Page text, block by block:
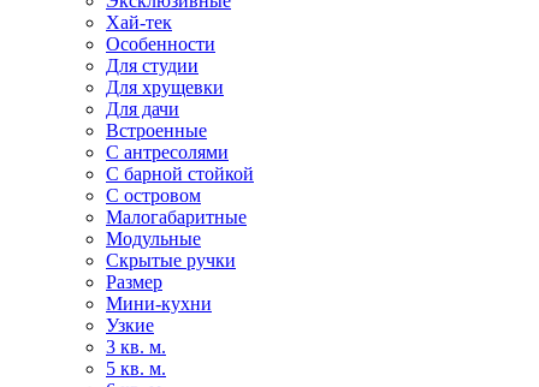
Хай-тек
Особенности
Для студии
Для хрущевки
Для дачи
Встроенные
С антресолями
С барной стойкой
С островом
Малогабаритные
Модульные
Скрытые ручки
Размер
Мини-кухни
Узкие
3 кв. м.
5 кв. м.